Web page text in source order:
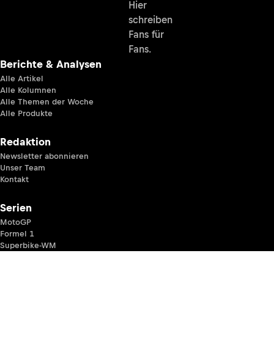
Hier
schreiben
Fans für
Fans.
Berichte & Analysen
Alle Artikel
Alle Kolumnen
Alle Themen der Woche
Alle Produkte
Redaktion
Newsletter abonnieren
Unser Team
Kontakt
Serien
MotoGP
Formel 1
Superbike-WM